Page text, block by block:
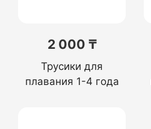
2 000 ₸
Трусики для
плавания 1-4 года